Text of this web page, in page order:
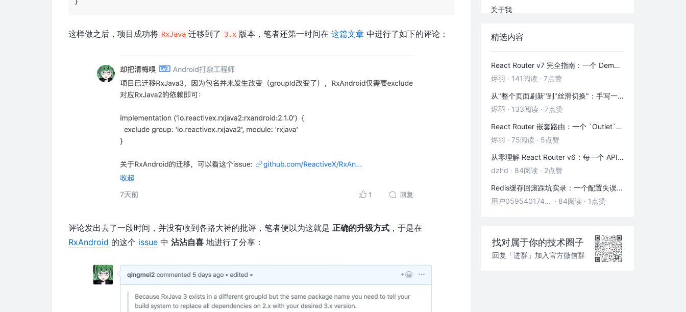
这样做之后，项目成功将 RxJava 迁移到了 3.x 版本，笔者还第一时间在这篇文章 中进行了如下的评论：
评论发出去了一段时间，并没有收到各路大神的批评，笔者便以为这就是 正确的升级方式 ，于是在
RxAndroid 的这个 issue 中沾沾自喜 地进行了分享：
关于我
精选内容
React Router v7 完全指南：一个 Demo 吃透前端路由
烬羽 · 141阅读 · 7点赞
从"整个页面刷新"到"丝滑切换"：手写一个 HashRouter 彻底搞懂前端路由
烬羽 · 133阅读 · 7点赞
React Router 嵌套路由：一个 `Outlet` 引发的布局思考
烬羽 · 75阅读 · 5点赞
从零理解 React Router v6：每一个 API 都是怎么工作的
dzhd · 84阅读 · 2点赞
Redis缓存回滚踩坑实录：一个配置失误，让我在凌晨3点丢了3000条数据
用户05954017446 · 84阅读 · 1点赞
找对属于你的技术圈子
回复「进群」加入官方微信群